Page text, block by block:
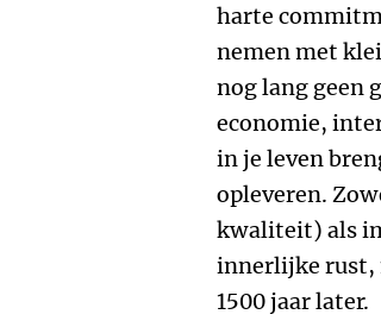
harte
nemen met
nog lang geen
economie,
in je leven
opleveren.
kwaliteit) als
innerlijke rust,
1500 jaar later.